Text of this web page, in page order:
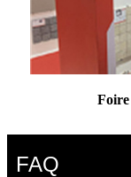
Foire
FAQ